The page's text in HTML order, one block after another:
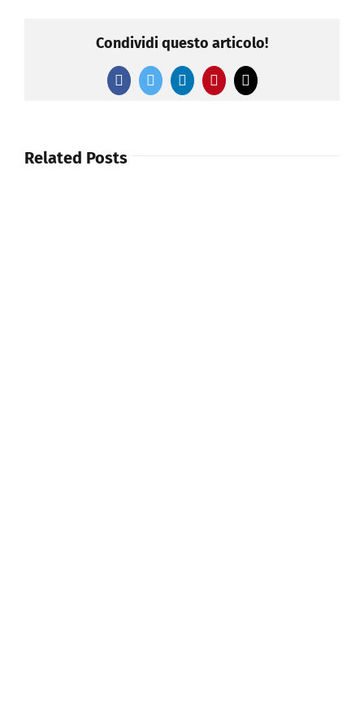
Condividi questo articolo!
FacebookTwitterLinkedInPinterestEmail
Related Posts